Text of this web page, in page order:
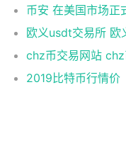
欧义usdt交易所 欧
chz币交易网站
2019比特币行情价